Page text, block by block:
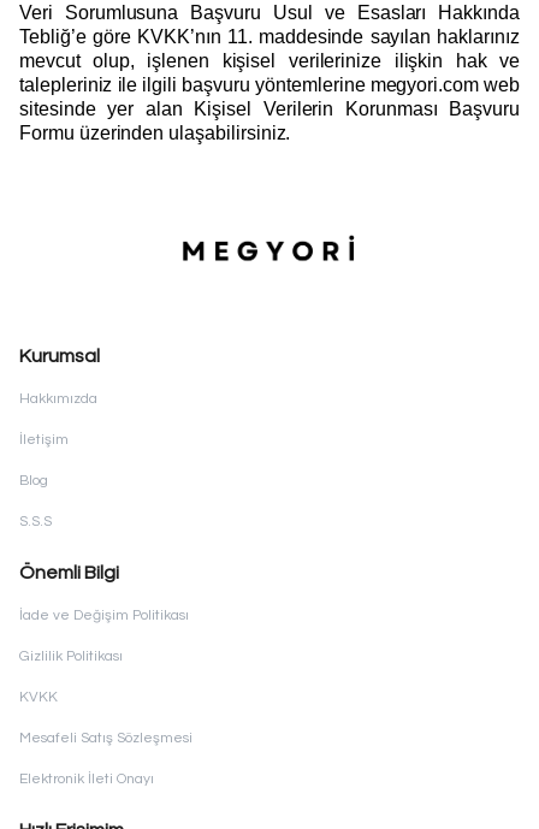
Veri Sorumlusuna Başvuru Usul ve Esasları Hakkında
Tebliğ’e göre KVKK’nın 11. maddesinde sayılan haklarınız
mevcut olup, işlenen kişisel verilerinize ilişkin hak ve
talepleriniz ile ilgili başvuru yöntemlerine megyori.com web
sitesinde yer alan Kişisel Verilerin Korunması Başvuru
Formu üzerinden ulaşabilirsiniz.
Kurumsal
Hakkımızda
İletişim
Blog
S.S.S
Önemli Bilgi
İade ve Değişim Politikası
Gizlilik Politikası
KVKK
Mesafeli Satış Sözleşmesi
Elektronik İleti Onayı